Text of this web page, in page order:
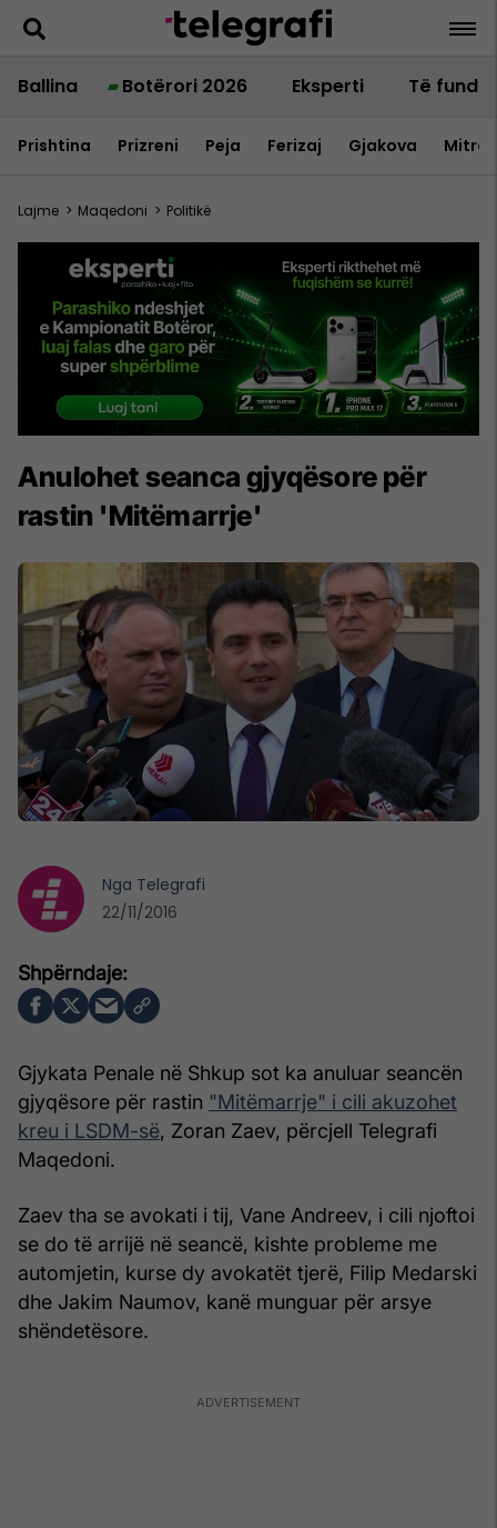
Ballina Botërori 2026 Eksperti Të fundit
Prishtina Prizreni Peja Ferizaj Gjakova
Lajme > Maqedoni > Politikë
Anulohet seanca gjyqësore për
rastin 'Mitëmarrje'
Gjykata Penale në Shkup sot ka anuluar seancën
gjyqësore për rastin "Mitëmarrje" i cili akuzohet
kreu i LSDM-së, Zoran Zaev, përcjell Telegrafi
Maqedoni.
Zaev tha se avokati i tij, Vane Andreev, i cili njoftoi
se do të arrijë në seancë, kishte probleme me
automjetin, kurse dy avokatët tjerë, Filip Medarski
dhe Jakim Naumov, kanë munguar për arsye
shëndetësore.
Nga Telegrafi
22/11/2016